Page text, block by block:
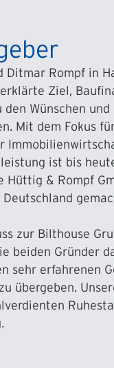
Ditmar Rompf in
Ziel,
Wünschen
Mit dem Fokus
ist bis
Hüttig & Rompf
zur Bilthouse
beiden Gründer
sehr erfahrenen
übergeben.